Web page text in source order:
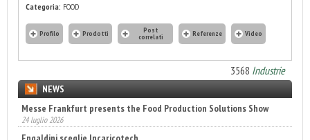
Categoria: FOOD
Profilo Prodotti Post
correlati Referenze Video
3568 Industrie
NEWS
Messe Frankfurt presents the Food Production Solutions Show
24 luglio 2026
Engaldini sceglie Incaricotech
22 luglio 2026